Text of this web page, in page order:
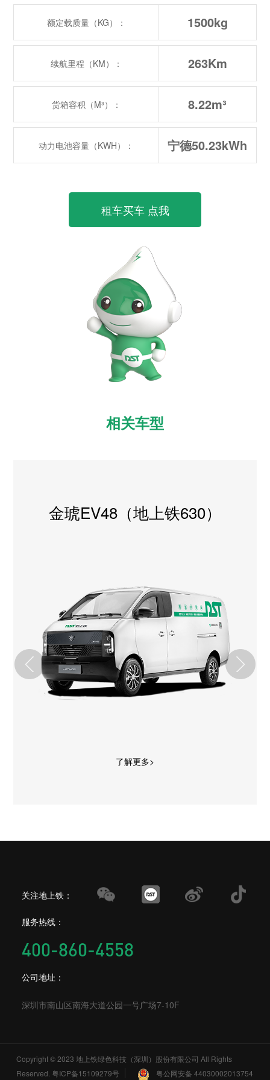
额定载质量（KG）： 1500kg
续航里程（KM）： 263Km
货箱容积（M³）： 8.22m³
动力电池容量（KWH）： 宁德50.23kWh
租车买车 点我
相关车型
金琥EV48（地上铁630）
了解更多>
关注地上铁：
服务热线：
400-860-4558
公司地址：
深圳市南山区南海大道公园一号广场7-10F
Copyright © 2023 地上铁绿色科技（深圳）股份有限公司 All Rights
Reserved. 粤ICP备15109279号 粤公网安备 44030002013754